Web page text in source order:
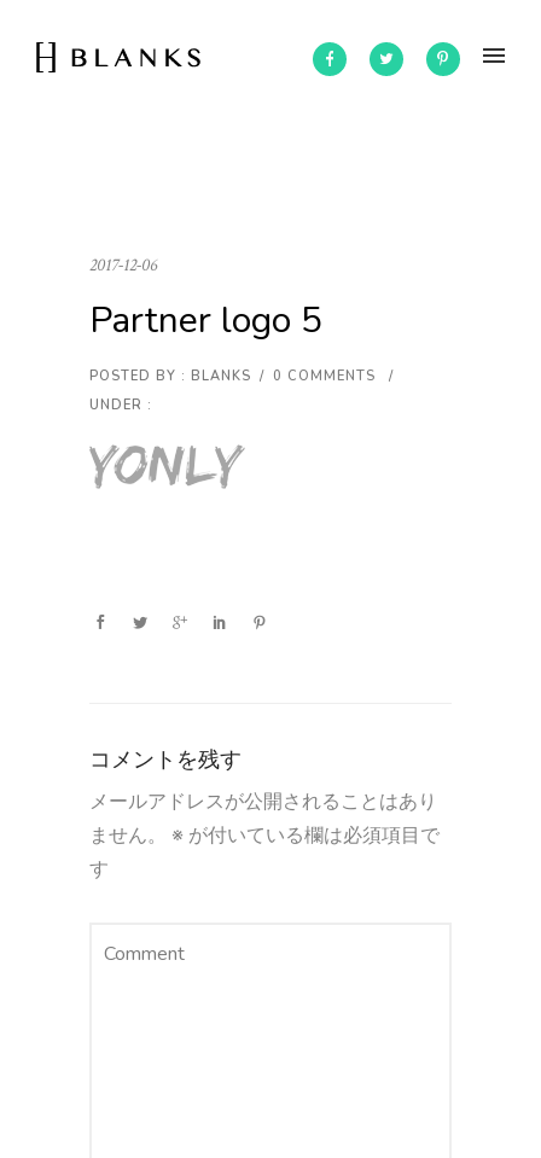
2017-12-06
Partner logo 5
POSTED BY : BLANKS / 0 COMMENTS
/
UNDER :
コメントを残す
メールアドレスが公開されることはあり
ません。
※ が付いている欄は必須項目で
す